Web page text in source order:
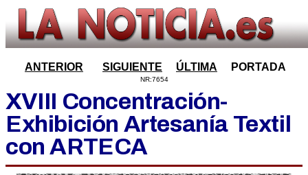
ANTERIOR SIGUIENTE ÚLTIMA PORTADA
NR:7654
XVIII Concentración-
Exhibición Artesanía Textil
con ARTECA